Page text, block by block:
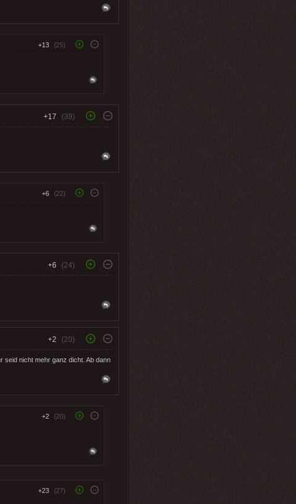
+13 (25)
+17 (39)
+6 (22)
+6 (24)
+2 (20)
seid nicht mehr ganz dicht. Ab dann
+2 (20)
+23 (27)